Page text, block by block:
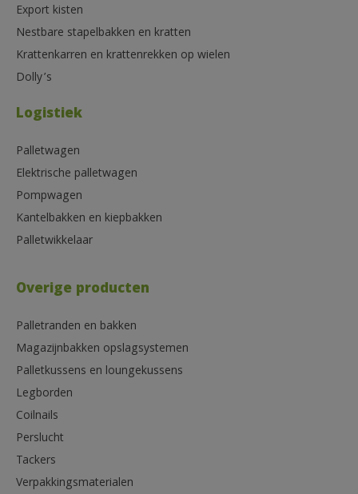
Export kisten
Nestbare stapelbakken en kratten
Krattenkarren en krattenrekken op wielen
Dolly’s
Logistiek
Palletwagen
Elektrische palletwagen
Pompwagen
Kantelbakken en kiepbakken
Palletwikkelaar
Overige producten
Palletranden en bakken
Magazijnbakken opslagsystemen
Palletkussens en loungekussens
Legborden
Coilnails
Perslucht
Tackers
Verpakkingsmaterialen